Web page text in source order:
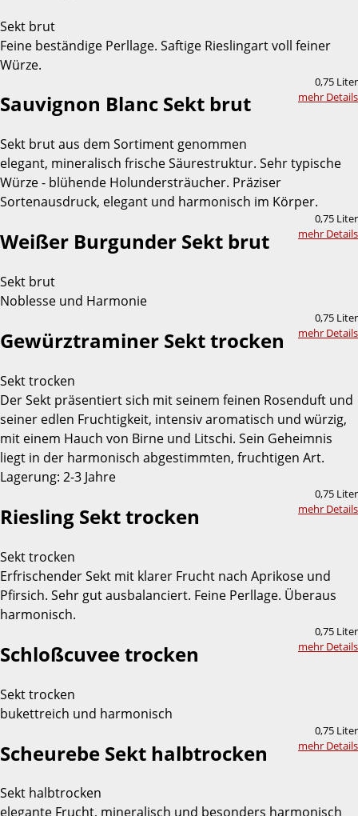
Sekt brut
Feine beständige Perllage. Saftige Rieslingart voll feiner
Würze.
0,75 Liter
mehr Details
Sauvignon Blanc Sekt brut
Sekt brut aus dem Sortiment genommen
elegant, mineralisch frische Säurestruktur. Sehr typische
Würze - blühende Holundersträucher. Präziser
Sortenausdruck, elegant und harmonisch im Körper.
0,75 Liter
mehr Details
Weißer Burgunder Sekt brut
Sekt brut
Noblesse und Harmonie
0,75 Liter
mehr Details
Gewürztraminer Sekt trocken
Sekt trocken
Der Sekt präsentiert sich mit seinem feinen Rosenduft und
seiner edlen Fruchtigkeit, intensiv aromatisch und würzig,
mit einem Hauch von Birne und Litschi. Sein Geheimnis
liegt in der harmonisch abgestimmten, fruchtigen Art.
Lagerung: 2-3 Jahre
0,75 Liter
mehr Details
Riesling Sekt trocken
Sekt trocken
Erfrischender Sekt mit klarer Frucht nach Aprikose und
Pfirsich. Sehr gut ausbalanciert. Feine Perllage. Überaus
harmonisch.
0,75 Liter
mehr Details
Schloßcuvee trocken
Sekt trocken
bukettreich und harmonisch
0,75 Liter
mehr Details
Scheurebe Sekt halbtrocken
Sekt halbtrocken
elegante Frucht, mineralisch und besonders harmonisch